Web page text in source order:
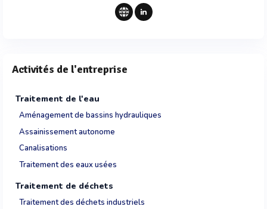
Activités de l'entreprise
Traitement de l'eau
Aménagement de bassins hydrauliques
Assainissement autonome
Canalisations
Traitement des eaux usées
Traitement de déchets
Traitement des déchets industriels